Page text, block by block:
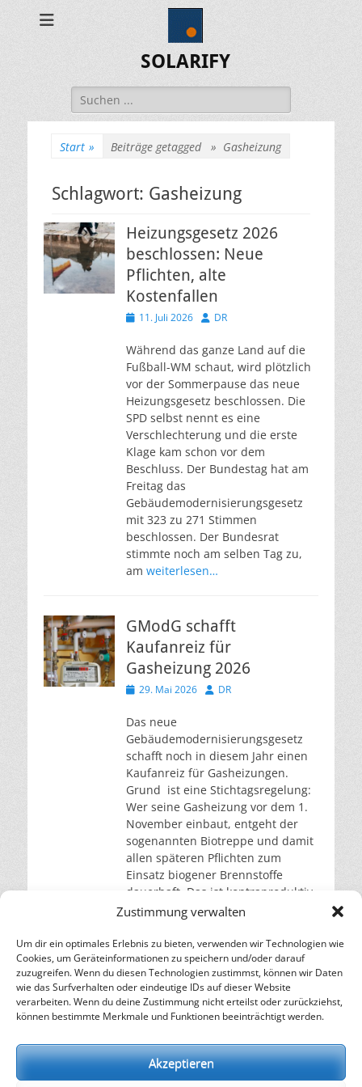
Zustimmung verwalten
Um dir ein optimales Erlebnis zu bieten, verwenden wir Technologien wie
Cookies, um Geräteinformationen zu speichern und/oder darauf
zuzugreifen. Wenn du diesen Technologien zustimmst, können wir Daten
wie das Surfverhalten oder eindeutige IDs auf dieser Website
verarbeiten. Wenn du deine Zustimmung nicht erteilst oder zurückziehst,
können bestimmte Merkmale und Funktionen beeinträchtigt werden.
Akzeptieren
SOLARIFY
Suchen
nach:
Start » Beiträge getagged » Gasheizung
Schlagwort: Gasheizung
Heizungsgesetz 2026
beschlossen: Neue
Pflichten, alte
Kostenfallen
Veröffentlicht
11. Juli 2026 Autor
DR
Während das ganze Land auf die
Fußball-WM schaut, wird plötzlich
vor der Sommerpause das neue
Heizungsgesetz beschlossen. Die
SPD selbst nennt es eine
Verschlechterung und die erste
Klage kam schon vor dem
Beschluss. Der Bundestag hat am
Freitag das
Gebäudemodernisierungsgesetz
mit 323 zu 271 Stimmen
beschlossen. Der Bundesrat
stimmte noch am selben Tag zu,
am weiterlesen…
GModG schafft
Kaufanreiz für
Gasheizung 2026
Veröffentlicht
29. Mai 2026 Autor
DR
Das neue
Gebäudemodernisierungsgesetz
schafft noch in diesem Jahr einen
Kaufanreiz für Gasheizungen.
Grund ist eine Stichtagsregelung:
Wer seine Gasheizung vor dem 1.
November einbaut, entgeht der
sogenannten Biotreppe und damit
allen späteren Pflichten zum
Einsatz biogener Brennstoffe
dauerhaft. Das ist kontraproduktiv.
Eine Gasheizung hat eine
Jahren. Wer jetzt kauft, heizt somit
weiterlesen…
– Energie für die Zukunft –
Nachhaltigkeit, Kreislaufwirtschaft,
Erneuerbare Energien, Klimawandel und Energiewende.